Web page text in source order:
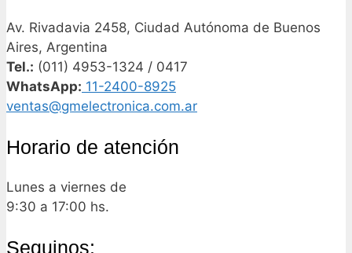
Av. Rivadavia 2458, Ciudad Autónoma de Buenos
Aires, Argentina
Tel.: (011) 4953-1324 / 0417
WhatsApp: 11-2400-8925
ventas@gmelectronica.com.ar
Horario de atención
Lunes a viernes de
9:30 a 17:00 hs.
Seguinos: